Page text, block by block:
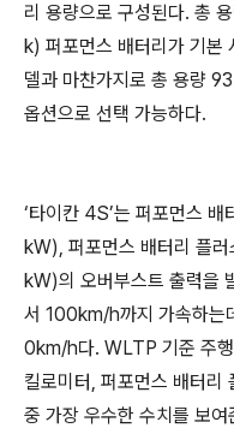
리 용량으로 구성된다. 총
k) 퍼포먼스 배터리가 기본
델과 마찬가지로 총 용량
옵션으로 선택 가능하다.
‘타이칸 4S’는 퍼포먼스
kW), 퍼포먼스 배터리 플
kW)의 오버부스트 출력을
서 100km/h까지 가속하는
0km/h다. WLTP 기준 주
킬로미터, 퍼포먼스 배터리
중 가장 우수한 수치를 보